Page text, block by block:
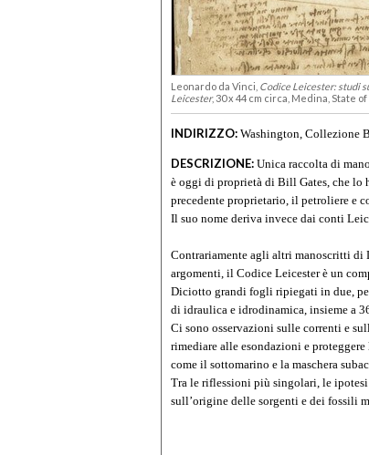
Leonardo da Vinci, Codice Leicester: studi
Leicester, 30 x 44 cm circa, Medina, State
INDIRIZZO: Washington, Collezione
DESCRIZIONE: Unica raccolta di
è oggi di proprietà di Bill Gates, che
precedente proprietario, il petroliere e
Il suo nome deriva invece dai conti
Contrariamente agli altri manoscritti di
argomenti, il Codice Leicester è un
Diciotto grandi fogli ripiegati in due,
di idraulica e idrodinamica, insieme a
Ci sono osservazioni sulle correnti e
rimediare alle esondazioni e
come il sottomarino e la maschera
Tra le riflessioni più singolari, le
sull’origine delle sorgenti e dei fossili